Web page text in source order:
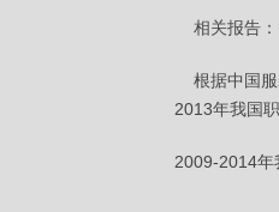
相关报告：
根据中国服
2013年我国
2009-2014年